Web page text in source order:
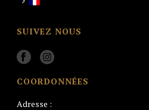
SUIVEZ NOUS
COORDONNÉES
Adresse :